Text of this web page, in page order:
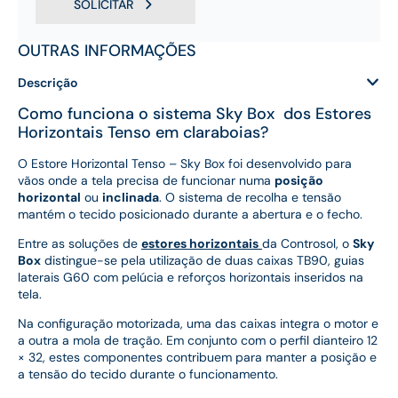
SOLICITAR
OUTRAS INFORMAÇÕES
Descrição
Como funciona o sistema Sky Box dos Estores
Horizontais Tenso em claraboias?
O Estore Horizontal Tenso – Sky Box foi desenvolvido para
vãos onde a tela precisa de funcionar numa posição
horizontal ou inclinada. O sistema de recolha e tensão
mantém o tecido posicionado durante a abertura e o fecho.
Entre as soluções de estores horizontais da Controsol, o Sky
Box distingue-se pela utilização de duas caixas TB90, guias
laterais G60 com pelúcia e reforços horizontais inseridos na
tela.
Na configuração motorizada, uma das caixas integra o motor e
a outra a mola de tração. Em conjunto com o perfil dianteiro 12
× 32, estes componentes contribuem para manter a posição e
a tensão do tecido durante o funcionamento.